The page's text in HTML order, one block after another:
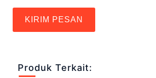
KIRIM PESAN
Produk Terkait: